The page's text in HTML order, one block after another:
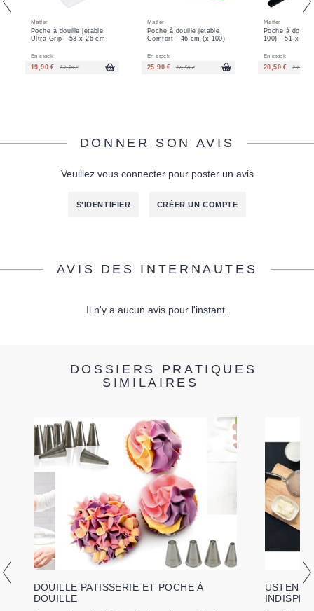
Matfer
Poche à douille jetable
Ultra Grip - 53 x 26 cm
En stock
19,90 € 23,50 €
Matfer
Poche à douille jetable
Comfort - 46 cm (x 100)
En stock
25,90 € 28,50 €
Matfer
Poche à
100) - 51 x 30
En stock
20,50 € 23,90 €
DOSSIERS PRATIQUES
SIMILAIRES
DOUILLE PATISSERIE ET POCHE À
DOUILLE
DONNER SON AVIS
Veuillez vous connecter pour poster un avis
S'IDENTIFIER CRÉER UN COMPTE
AVIS DES INTERNAUTES
Il n'y a aucun avis pour l'instant.